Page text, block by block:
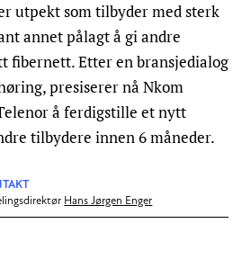
utpekt som tilbyder med sterk
annet pålagt å gi andre
fibernett. Etter en bransjedialog
presiserer nå Nkom
å ferdigstille et nytt
tilbydere innen 6 måneder.
Hans Jørgen Enger